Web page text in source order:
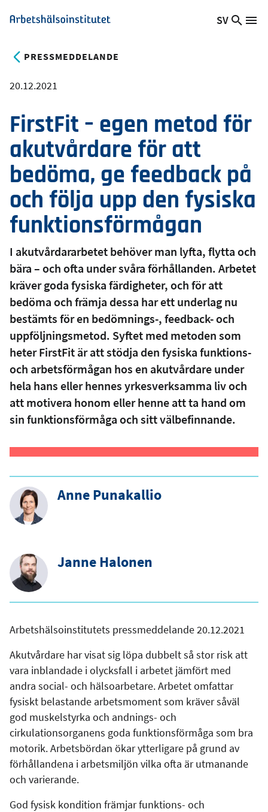
Hoppa
till
Arbetshälsoinstitutet
Växla
SV
Sök
PRESSMEDDELANDE
20.12.2021
FirstFit – egen metod för
akutvårdare för att
bedöma, ge feedback på
och följa upp den fysiska
funktionsförmågan
I akutvårdararbetet behöver man lyfta, flytta och
bära – och ofta under svåra förhållanden. Arbetet
kräver goda fysiska färdigheter, och för att
bedöma och främja dessa har ett underlag nu
bestämts för en bedömnings-, feedback- och
uppföljningsmetod. Syftet med metoden som
heter FirstFit är att stödja den fysiska funktions-
och arbetsförmågan hos en akutvårdare under
hela hans eller hennes yrkesverksamma liv och
att motivera honom eller henne att ta hand om
sin funktionsförmåga och sitt välbefinnande.
Anne Punakallio
Janne Halonen
Arbetshälsoinstitutets pressmeddelande 20.12.2021
Akutvårdare har visat sig löpa dubbelt så stor risk att
vara inblandade i olycksfall i arbetet jämfört med
andra social- och hälsoarbetare. Arbetet omfattar
fysiskt belastande arbetsmoment som kräver såväl
god muskelstyrka och andnings- och
cirkulationsorganens goda funktionsförmåga som bra
motorik. Arbetsbördan ökar ytterligare på grund av
förhållandena i arbetsmiljön vilka ofta är utmanande
och varierande.
God fysisk kondition främjar funktions- och